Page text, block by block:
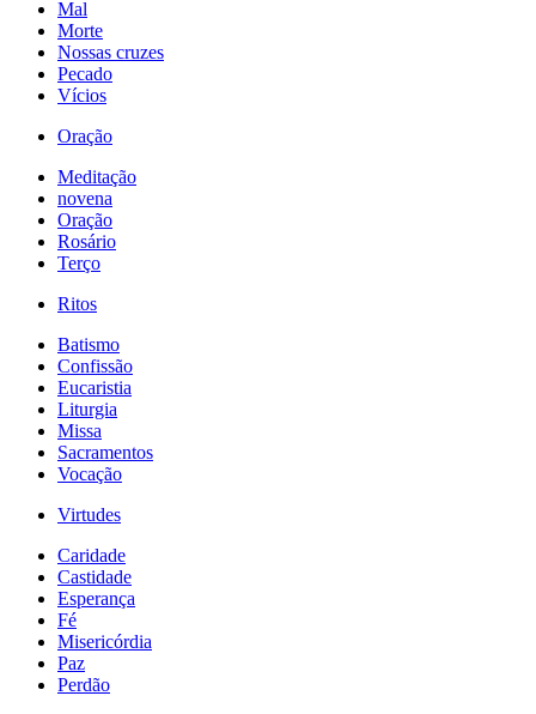
Mal
Morte
Nossas cruzes
Pecado
Vícios
Oração
Meditação
novena
Oração
Rosário
Terço
Ritos
Batismo
Confissão
Eucaristia
Liturgia
Missa
Sacramentos
Vocação
Virtudes
Caridade
Castidade
Esperança
Fé
Misericórdia
Paz
Perdão